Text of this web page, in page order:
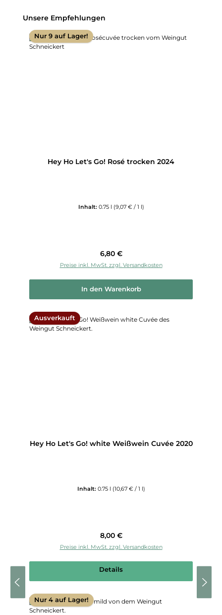
Produktgalerie überspringen
Unsere Empfehlungen
Nur 9 auf Lager!
Hey Ho Let's Go! Rosé trocken 2024
Inhalt: 0.75 l (9,07 € / 1 l)
Regulärer Preis:
6,80 €
Preise inkl. MwSt. zzgl. Versandkosten
In den Warenkorb
Ausverkauft
Hey Ho Let's Go! white Weißwein Cuvée 2020
Inhalt: 0.75 l (10,67 € / 1 l)
Regulärer Preis:
8,00 €
Preise inkl. MwSt. zzgl. Versandkosten
Details
Nur 4 auf Lager!